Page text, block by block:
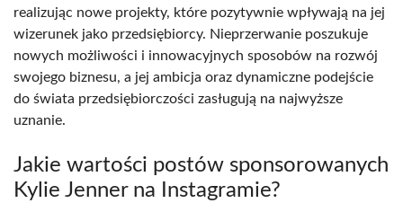
realizując nowe projekty, które pozytywnie wpływają na jej
wizerunek jako przedsiębiorcy. Nieprzerwanie poszukuje
nowych możliwości i innowacyjnych sposobów na rozwój
swojego biznesu, a jej ambicja oraz dynamiczne podejście
do świata przedsiębiorczości zasługują na najwyższe
uznanie.
Jakie wartości postów sponsorowanych
Kylie Jenner na Instagramie?